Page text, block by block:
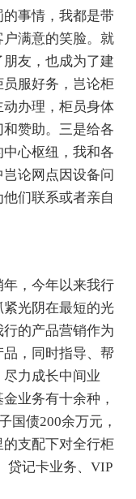
事情，我都是带
满意的笑脸。就
友，也成为了建
服好务，岂论柜
办理，柜员身体
赞助。三是给各
心枢纽，我和各
论网点因设备问
们联系或者亲自
，今年以来我行
光阴在最短的光
的产品营销作为
，同时指导、帮
力成长中间业
业务有十余种，
国债200余万元，
支配下对全行柜
贷记卡业务、VIP